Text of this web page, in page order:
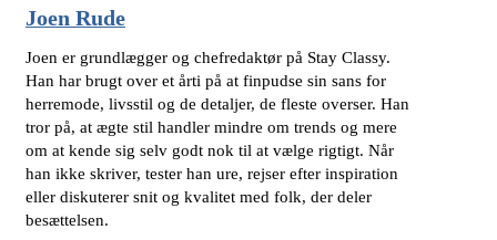
Joen Rude
Joen er grundlægger og chefredaktør på Stay Classy.
Han har brugt over et årti på at finpudse sin sans for
herremode, livsstil og de detaljer, de fleste overser. Han
tror på, at ægte stil handler mindre om trends og mere
om at kende sig selv godt nok til at vælge rigtigt. Når
han ikke skriver, tester han ure, rejser efter inspiration
eller diskuterer snit og kvalitet med folk, der deler
besættelsen.